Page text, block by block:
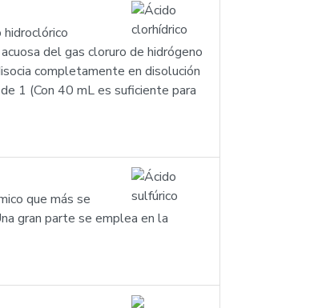
del gas cloruro de hidrógeno
completamente en disolución
1 (Con 40 mL es suficiente para
que más se
gran parte se emplea en la